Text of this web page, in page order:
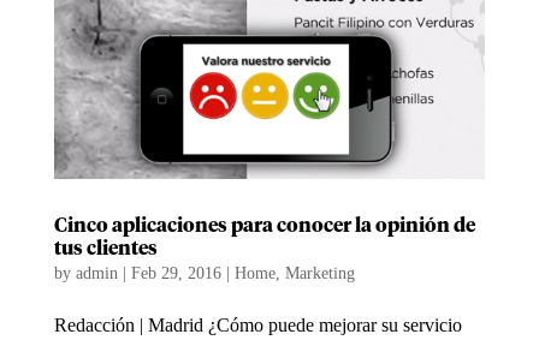
Cinco aplicaciones para conocer la opinión de
tus clientes
by admin| Feb 29, 2016| Home, Marketing
Redacción | Madrid ¿Cómo puede mejorar su servicio